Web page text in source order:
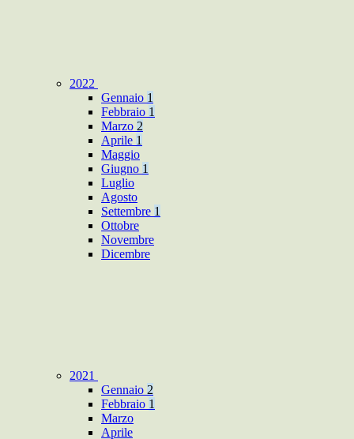
2022
Gennaio 1
Febbraio 1
Marzo 2
Aprile 1
Maggio
Giugno 1
Luglio
Agosto
Settembre 1
Ottobre
Novembre
Dicembre
2021
Gennaio 2
Febbraio 1
Marzo
Aprile